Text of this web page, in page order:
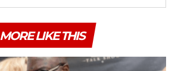
MORE LIKE THIS